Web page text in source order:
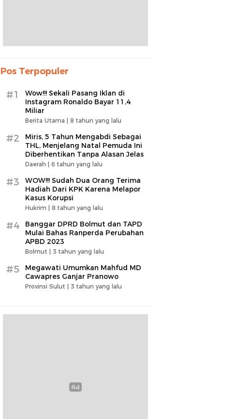
Pos Terpopuler
#1
Wow!!! Sekali Pasang Iklan di
Instagram Ronaldo Bayar 11,4
Miliar
Berita Utama | 8 tahun yang lalu
#2
Miris, 5 Tahun Mengabdi Sebagai
THL, Menjelang Natal Pemuda Ini
Diberhentikan Tanpa Alasan Jelas
Daerah | 6 tahun yang lalu
#3
WOW!!! Sudah Dua Orang Terima
Hadiah Dari KPK Karena Melapor
Kasus Korupsi
Hukrim | 8 tahun yang lalu
#4
Banggar DPRD Bolmut dan TAPD
Mulai Bahas Ranperda Perubahan
APBD 2023
Bolmut | 3 tahun yang lalu
#5
Megawati Umumkan Mahfud MD
Cawapres Ganjar Pranowo
Provinsi Sulut | 3 tahun yang lalu